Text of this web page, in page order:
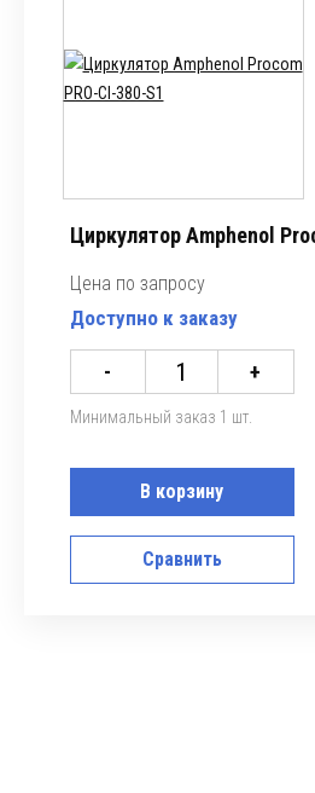
Циркулятор Amphenol
Цена по запросу
Доступно к заказу
- +
Минимальный заказ 1 шт.
В корзину
Сравнить